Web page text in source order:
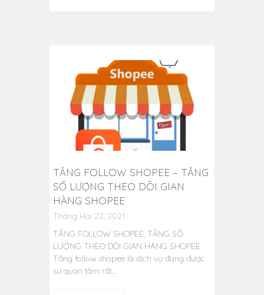
TĂNG FOLLOW SHOPEE – TĂNG
SỐ LƯỢNG THEO DÕI GIAN
HÀNG SHOPEE
Tháng Hai 22, 2021
TĂNG FOLLOW SHOPEE, TĂNG SỐ
LƯỢNG THEO DÕI GIAN HÀNG SHOPEE
Tăng follow shopee là dịch vụ đang được
sự quan tâm rất…